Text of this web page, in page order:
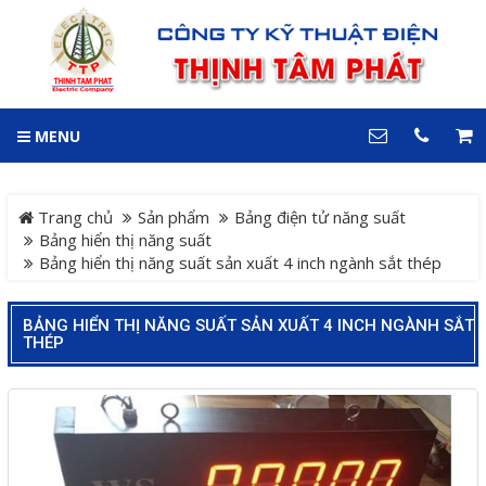
MENU
Trang chủ Sản phẩm
Bảng điện tử năng suất
Bảng hiển thị năng suất
Bảng hiển thị năng suất sản xuất 4 inch ngành sắt thép
BẢNG HIỂN THỊ NĂNG SUẤT SẢN XUẤT 4 INCH NGÀNH SẮT
THÉP
Trang chủ
Dự án
Sản phẩm
Hệ Thống Cảnh Báo An
Toàn Xe Nâng
Hệ thống điều khiển giám
GIỎ HÀNG
LIÊN HỆ
Hotline
0909 199 102
Địa chỉ
64 đường 24, KDC Hiệp
Thủ Dầu Một, Tỉnh Bình
Điện thoại
0909 199 102
COPYRIGHT 2018. ALL RIGHTS RESERVED